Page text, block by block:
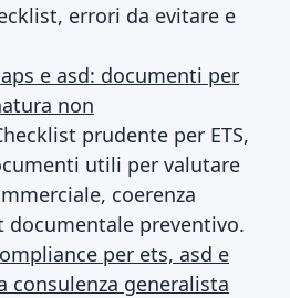
errori da evitare e
e asd: documenti per
non
prudente per ETS,
utili per valutare
coerenza
documentale preventivo.
per ets, asd e
consulenza generalista